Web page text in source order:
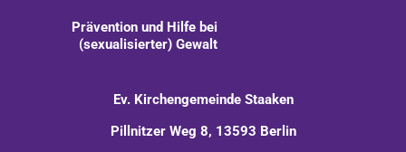
Prävention und Hilfe bei
(sexualisierter) Gewalt
Ev. Kirchengemeinde Staaken
Pillnitzer Weg 8, 13593 Berlin